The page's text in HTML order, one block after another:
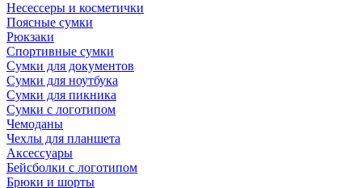
Несессеры и косметички
Поясные сумки
Рюкзаки
Спортивные сумки
Сумки для документов
Сумки для ноутбука
Сумки для пикника
Сумки с логотипом
Чемоданы
Чехлы для планшета
Аксессуары
Бейсболки с логотипом
Брюки и шорты